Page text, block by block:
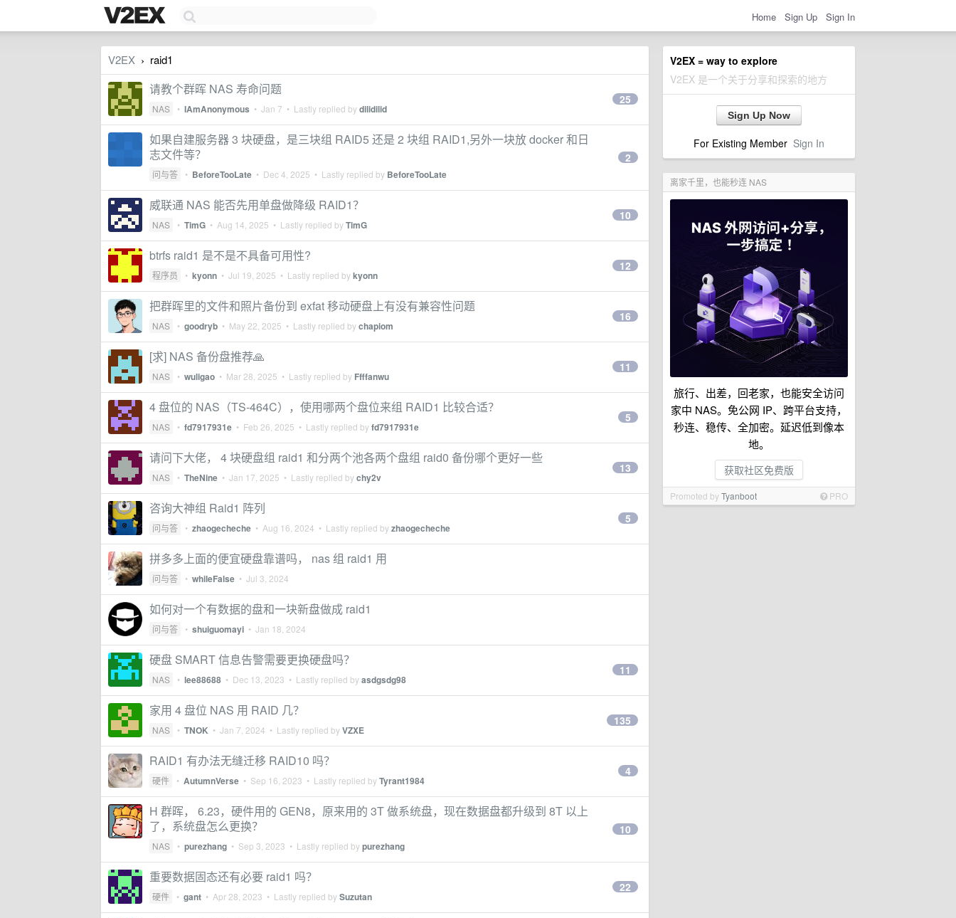
Home Sign Up Sign In
V2EX = way to explore
V2EX 是一个关于分享和探索的地方
Sign Up Now
For Existing Member Sign In
离家千里，也能秒连 NAS
旅行、出差，回老家，也能安全访问
家中 NAS。免公网 IP、跨平台支持，
秒连、稳传、全加密。延迟低到像本
地。
获取社区免费版
Promoted byTyanboot PRO
V2EX › raid1
请教个群晖 NAS 寿命问题
NAS • IAmAnonymous • Jan 7 • Lastly replied bydilidilid
25
如果自建服务器 3 块硬盘，是三块组 RAID5 还是 2 块组 RAID1,另外一块放 docker 和日
志文件等？
问与答 • BeforeTooLate • Dec 4, 2025 • Lastly replied by BeforeTooLate
2
威联通 NAS 能否先用单盘做降级 RAID1？
NAS • TimG • Aug 14, 2025 • Lastly replied byTimG
10
btrfs raid1 是不是不具备可用性?
程序员 • kyonn • Jul 19, 2025 • Lastly replied bykyonn
12
把群晖里的文件和照片备份到 exfat 移动硬盘上有没有兼容性问题
NAS • goodryb • May 22, 2025 • Lastly replied bychapiom
16
[求] NAS 备份盘推荐🙏
NAS • wuligao • Mar 28, 2025 • Lastly replied by Ffffanwu
11
4 盘位的 NAS（TS-464C），使用哪两个盘位来组 RAID1 比较合适？
NAS • fd7917931e • Feb 26, 2025 • Lastly replied byfd7917931e
5
请问下大佬， 4 块硬盘组 raid1 和分两个池各两个盘组 raid0 备份哪个更好一些
NAS • TheNine • Jan 17, 2025 • Lastly replied bychy2v
13
咨询大神组 Raid1 阵列
问与答 • zhaogecheche • Aug 16, 2024 • Lastly replied byzhaogecheche
5
拼多多上面的便宜硬盘靠谱吗， nas 组 raid1 用
问与答 • whileFalse • Jul 3, 2024
如何对一个有数据的盘和一块新盘做成 raid1
问与答 • shuiguomayi • Jan 18, 2024
硬盘 SMART 信息告警需要更换硬盘吗？
NAS • lee88688 • Dec 13, 2023 • Lastly replied byasdgsdg98
11
家用 4 盘位 NAS 用 RAID 几？
NAS • TNOK • Jan 7, 2024 • Lastly replied byVZXE
135
RAID1 有办法无缝迁移 RAID10 吗？
硬件 • AutumnVerse • Sep 16, 2023 • Lastly replied byTyrant1984
4
H 群晖， 6.23，硬件用的 GEN8，原来用的 3T 做系统盘，现在数据盘都升级到 8T 以上
了，系统盘怎么更换？
NAS • purezhang • Sep 3, 2023 • Lastly replied bypurezhang
10
重要数据固态还有必要 raid1 吗？
硬件 • gant • Apr 28, 2023 • Lastly replied bySuzutan
22